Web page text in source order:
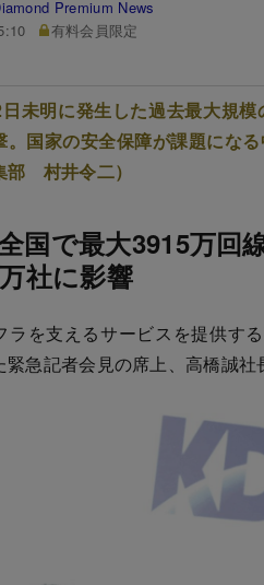
Premium News
有料会員限定
未明に発生した過去最大規
。国家の安全保障が課題にな
部 村井令二）
国で最大3915万回
社に影響
ラを支えるサービスを提供す
急記者会見の席上、高橋誠社